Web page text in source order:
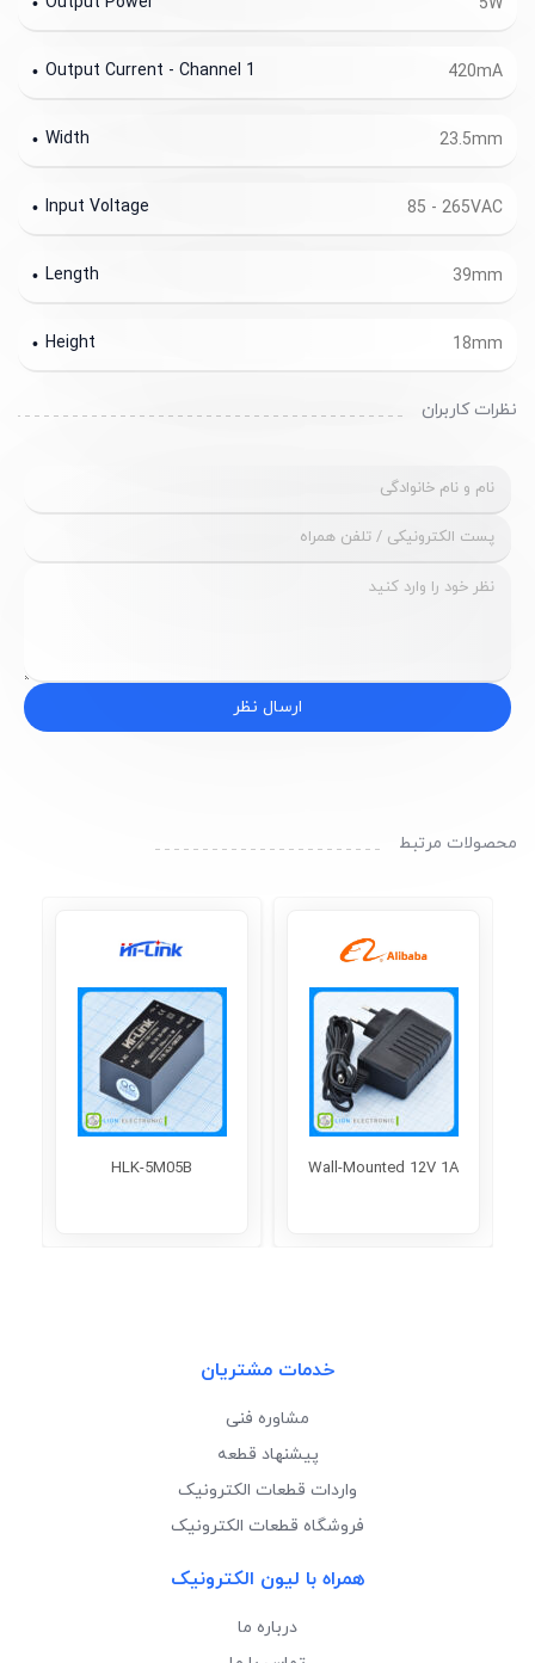
420mA
Output Current - Channel 1
23.5mm
Width
85 - 265VAC
Input Voltage
39mm
Length
18mm
Height
نظرات کاربران
ارسال نظر
محصولات مرتبط
Wall-Mounted 12V 1A
HLK-5M05B
خدمات مشتریان
مشاوره فنی
پیشنهاد قطعه
واردات قطعات الکترونیک
فروشگاه قطعات الکترونیک
همراه با لیون الکترونیک
درباره ما